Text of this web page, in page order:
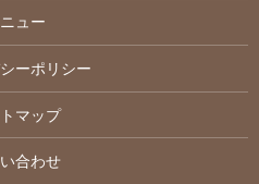
ュー
ーポリシー
マップ
合わせ